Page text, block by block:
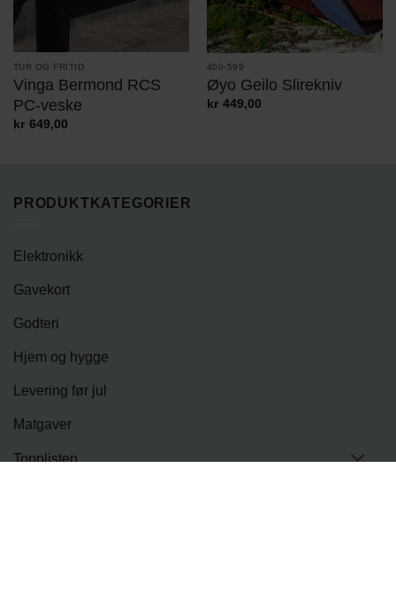
TUR OG FRITID
Vinga Bermond RCS
PC-veske
kr 649,00
400-599
Øyo Geilo Slirekniv
kr 449,00
PRODUKTKATEGORIER
Elektronikk
Gavekort
Godteri
Hjem og hygge
Levering før jul
Matgaver
Topplisten